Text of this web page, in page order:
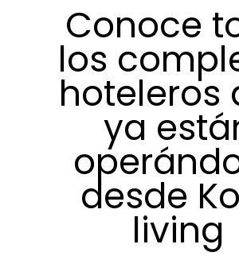
Conoce
los
hoteleros
ya
desde
living